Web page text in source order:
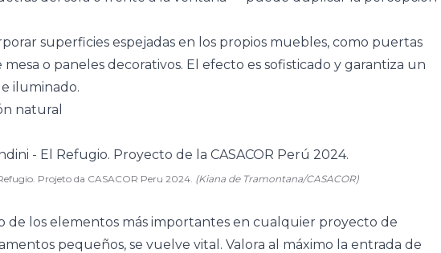
superficies espejadas en los propios muebles, como puertas
mesa o paneles decorativos. El efecto es sofisticado y garantiza un
iluminado.
natural
Projeto da CASACOR Peru 2024. (Kiana de Tramontana/CASACOR)
de los elementos más importantes en cualquier proyecto de
pequeños, se vuelve vital. Valora al máximo la entrada de